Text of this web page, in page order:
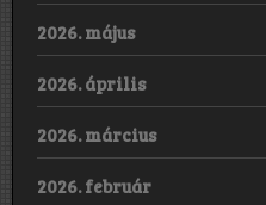
2026. május
2026. április
2026. március
2026. február